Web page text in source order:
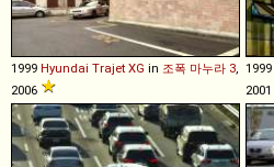
1999 Hyundai Trajet XG in 조폭 마누라 3,
2006
1999
2001